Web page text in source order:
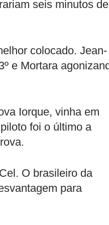
seis minutos de
colocado. Jean-
e Mortara
Iorque, vinha em
foi o último a
O brasileiro da
para